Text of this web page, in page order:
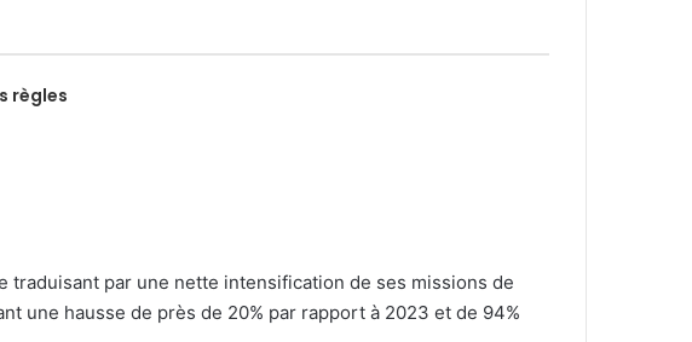
règles
traduisant par une nette intensification de ses missions de
une hausse de près de 20% par rapport à 2023 et de 94%